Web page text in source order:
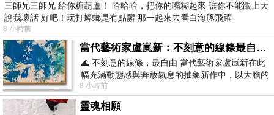
三師兄三師兄 給你糖葫蘆！ 哈哈哈，把你的嘴糊起來 讓你不能跟上天
說我壞話 好吧！玩打蟑螂是有點髒 那一起來去看白海豚飛躍
8 小時前
當代藝術家盧嵐新：不刻意的線條最自由，讓色彩流動、筆觸自己說話
🌊 不刻意的線條，最自由 當代藝術家盧嵐新在此
幅充滿動態感與奔放氣息的抽象新作中，以大膽的
藍色顏料在白色畫布上揮灑、壓印與流淌
8 小時前
靈魂相願